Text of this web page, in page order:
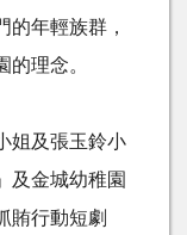
的年輕族群，
的理念。
姐及張玉鈴小
及金城幼稚園
賄行動短劇